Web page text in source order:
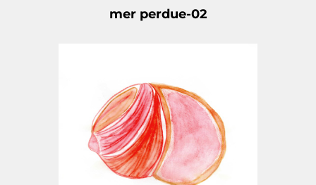
mer perdue-02